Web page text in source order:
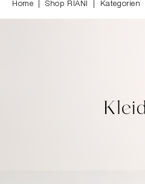
Home Shop RIANI Kategorien